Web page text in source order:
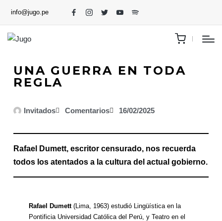
info@jugo.pe
UNA GUERRA EN TODA
REGLA
Invitados Comentarios 16/02/2025
Rafael Dumett, escritor censurado, nos recuerda
todos los atentados a la cultura del actual gobierno.
Rafael Dumett(Lima, 1963) estudió Lingüística en la
Pontificia Universidad Católica del Perú, y Teatro en el